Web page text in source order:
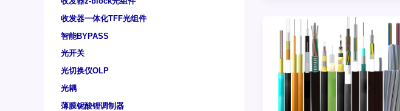
收发器一体化TFF光组件
智能BYPASS
光开关
光切换仪OLP
光耦
薄膜铌酸锂调制器